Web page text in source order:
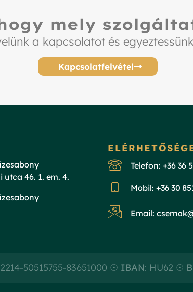
mely
a kapcsolatot és
Kapcsolatfelvétel
utca 46. 1. em. 4.
Telefon: +36 36
Mobil: +36 30
Email:
50515755-83651000 ☉ IBAN: HU62 ☉